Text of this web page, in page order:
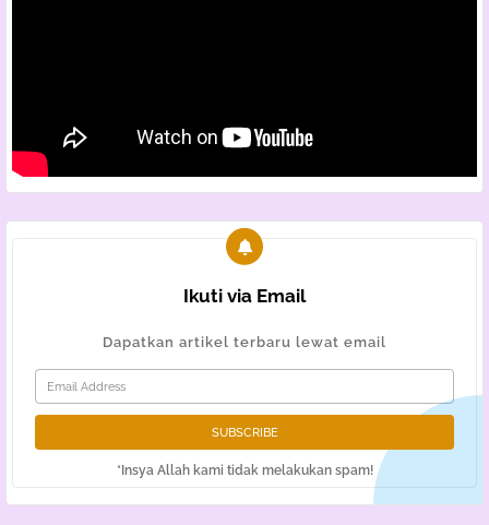
Ikuti via Email
Dapatkan artikel terbaru lewat email
*Insya Allah kami tidak melakukan spam!